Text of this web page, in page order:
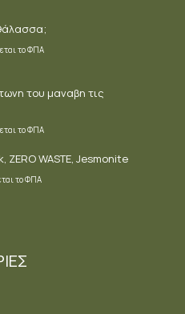
το ΦΠΑ
του μαναβη τις
το ΦΠΑ
ZERO WASTE, Jesmonite
το ΦΠΑ